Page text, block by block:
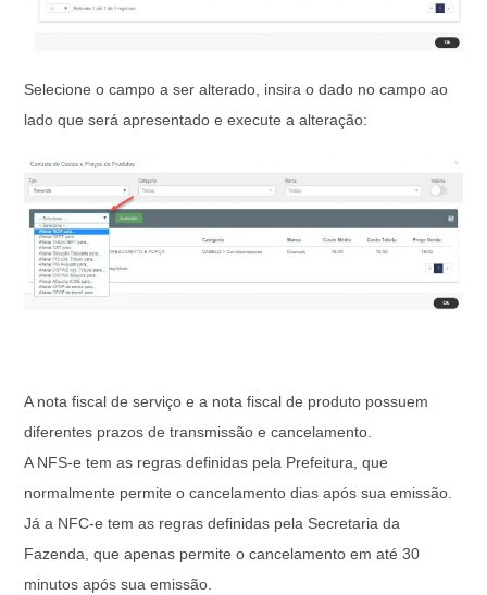
Selecione o campo a ser alterado, insira o dado no campo ao
lado que será apresentado e execute a alteração:
A nota fiscal de serviço e a nota fiscal de produto possuem
diferentes prazos de transmissão e cancelamento.
A NFS-e tem as regras definidas pela Prefeitura, que
normalmente permite o cancelamento dias após sua emissão.
Já a NFC-e tem as regras definidas pela Secretaria da
Fazenda, que apenas permite o cancelamento em até 30
minutos após sua emissão.